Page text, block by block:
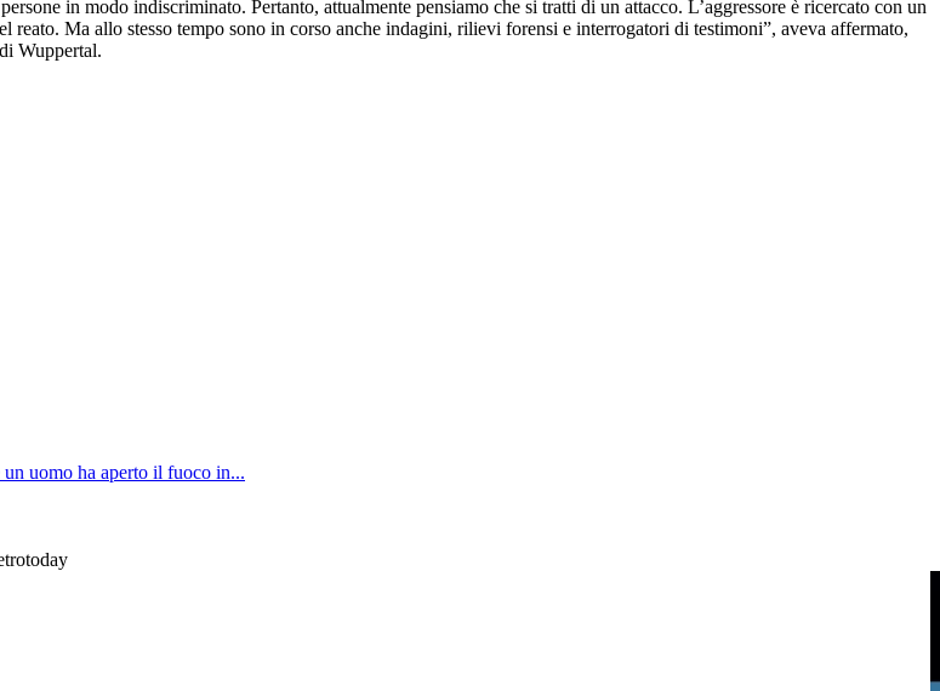
in modo indiscriminato. Pertanto, attualmente pensiamo che si tratti di un attacco. L’aggressore è ricercato con un
reato. Ma allo stesso tempo sono in corso anche indagini, rilievi forensi e interrogatori di testimoni”, aveva affermato,
Wuppertal.
uomo ha aperto il fuoco in...